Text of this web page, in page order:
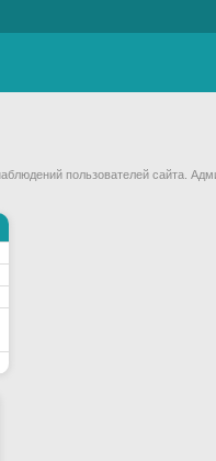
пользователей сайта.